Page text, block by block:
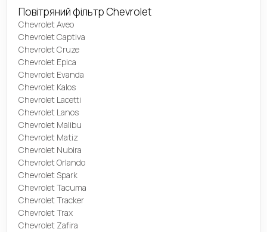
Повітряний фільтр Chevrolet
Chevrolet Aveo
Chevrolet Captiva
Chevrolet Cruze
Chevrolet Epica
Chevrolet Evanda
Chevrolet Kalos
Chevrolet Lacetti
Chevrolet Lanos
Chevrolet Malibu
Chevrolet Matiz
Chevrolet Nubira
Chevrolet Orlando
Chevrolet Spark
Chevrolet Tacuma
Chevrolet Tracker
Chevrolet Trax
Chevrolet Zafira